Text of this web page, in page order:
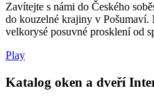
Zavítejte s námi do Českého
do kouzelné krajiny v
velkorysé posuvné prosklení od
Play
Katalog oken a dveří